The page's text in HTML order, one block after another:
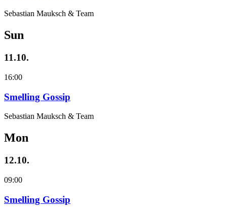
Sebastian Mauksch & Team
Sun
11.10.
16:00
Smelling Gossip
Sebastian Mauksch & Team
Mon
12.10.
09:00
Smelling Gossip